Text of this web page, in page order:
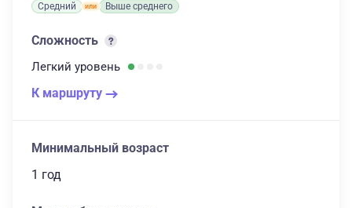
Средний Выше среднего
Сложность
Легкий уровень
К маршруту
Минимальный возраст
1 год